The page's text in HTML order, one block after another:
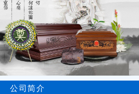
公司简介